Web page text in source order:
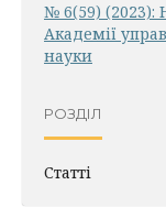
№ 6(59) (2023):
Академії
науки
РОЗДІЛ
Статті